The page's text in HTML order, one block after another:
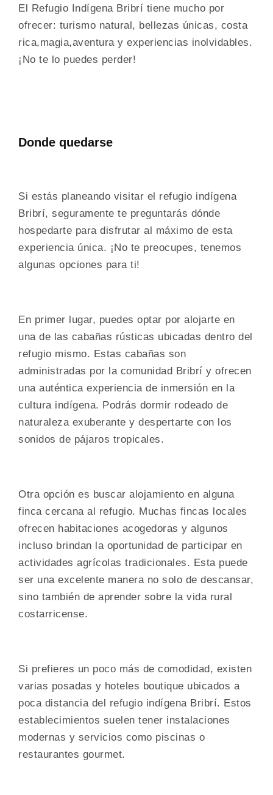
El Refugio Indígena Bribrí tiene mucho por
ofrecer: turismo natural, bellezas únicas, costa
rica,magia,aventura y experiencias inolvidables.
¡No te lo puedes perder!
Donde quedarse
Si estás planeando visitar el refugio indígena
Bribrí, seguramente te preguntarás dónde
hospedarte para disfrutar al máximo de esta
experiencia única. ¡No te preocupes, tenemos
algunas opciones para ti!
En primer lugar, puedes optar por alojarte en
una de las cabañas rústicas ubicadas dentro del
refugio mismo. Estas cabañas son
administradas por la comunidad Bribrí y ofrecen
una auténtica experiencia de inmersión en la
cultura indígena. Podrás dormir rodeado de
naturaleza exuberante y despertarte con los
sonidos de pájaros tropicales.
Otra opción es buscar alojamiento en alguna
finca cercana al refugio. Muchas fincas locales
ofrecen habitaciones acogedoras y algunos
incluso brindan la oportunidad de participar en
actividades agrícolas tradicionales. Esta puede
ser una excelente manera no solo de descansar,
sino también de aprender sobre la vida rural
costarricense.
Si prefieres un poco más de comodidad, existen
varias posadas y hoteles boutique ubicados a
poca distancia del refugio indígena Bribrí. Estos
establecimientos suelen tener instalaciones
modernas y servicios como piscinas o
restaurantes gourmet.